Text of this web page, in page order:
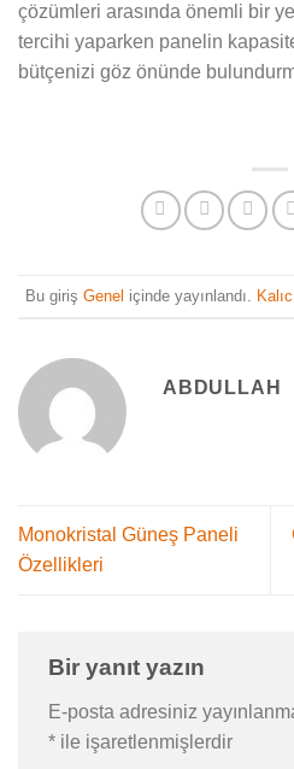
çözümleri arasında önemli bir
tercihi yaparken panelin
bütçenizi göz önünde
Bu giriş Genel içinde yayınlandı.
ABDULLAH
Monokristal Güneş Paneli
Özellikleri
Bir yanıt yazın
E-posta adresiniz
* ile işaretlenmişlerdir